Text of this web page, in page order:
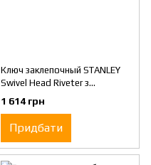
Ключ заклепочный STANLEY
Swivel Head Riveter з
поворотною головкою
1 614 грн
Придбати